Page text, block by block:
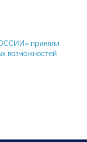
приняли
возможностей